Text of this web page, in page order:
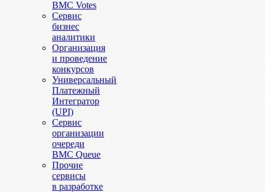
BMC Votes
Сервис
бизнес
аналитики
Организация
и проведение
конкурсов
Универсальный
Платежный
Интегратор
(UPI)
Сервис
организации
очереди
BMC Queue
Прочие
сервисы
в разработке